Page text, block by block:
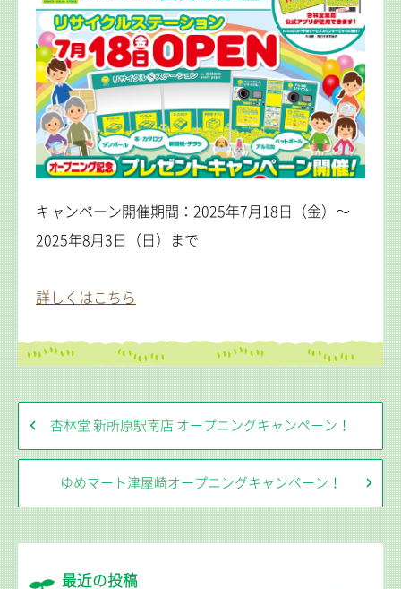
キャンペーン開催期間：2025年7月18日（金）～
2025年8月3日（日）まで
詳しくはこちら
杏林堂 新所原駅南店 オープニングキャンペーン！
ゆめマート津屋崎オープニングキャンペーン！
最近の投稿